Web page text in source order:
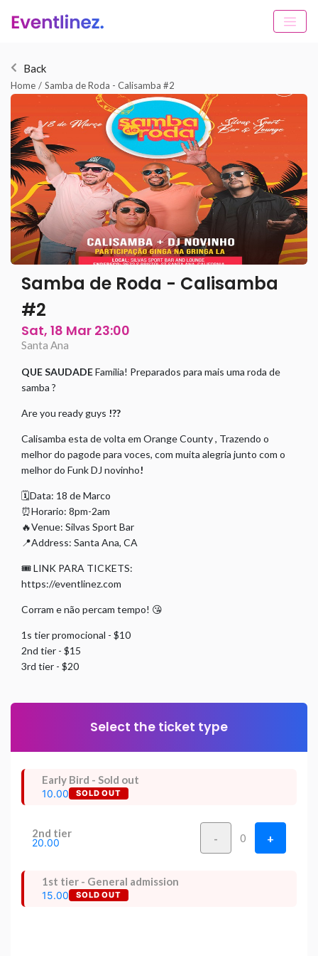
Back
Home / Samba de Roda - Calisamba #2
Samba de Roda - Calisamba
#2
Sat, 18 Mar 23:00
Santa Ana
QUE SAUDADEFamilia! Preparados para mais uma roda de
samba ?
Are you ready guys !??
Calisamba esta de volta em Orange County , Trazendo o
melhor do pagode para voces, com muita alegria junto com o
melhor do Funk DJ novinho!
🗓Data: 18 de Marco
⏰Horario: 8pm-2am
🔥Venue: Silvas Sport Bar
📍Address: Santa Ana, CA
🎟 LINK PARA TICKETS:
https://eventlinez.com
Corram e não percam tempo! 😘
1s tier promocional - $10
2nd tier - $15
3rd tier - $20
Select the ticket type
Early Bird - Sold out
10.00 SOLD OUT
2nd tier
20.00 - 0 +
1st tier - General admission
15.00 SOLD OUT